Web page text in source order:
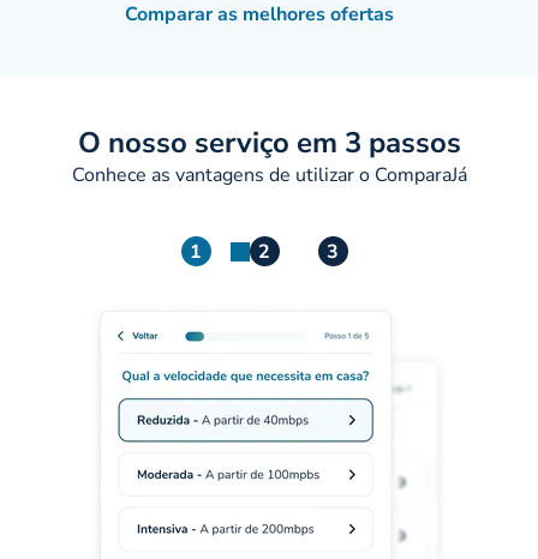
Comparar as melhores ofertas
O nosso serviço em 3 passos
Conhece as vantagens de utilizar o ComparaJá
1 2 3